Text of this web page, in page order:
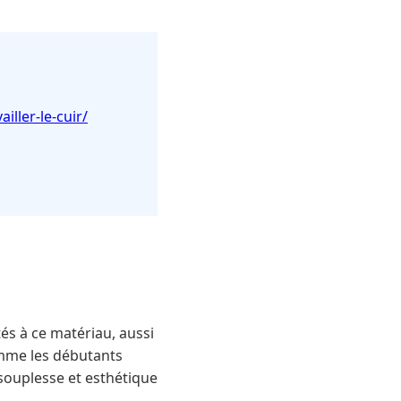
le-cuir/
à ce matériau, aussi
les débutants
et esthétique